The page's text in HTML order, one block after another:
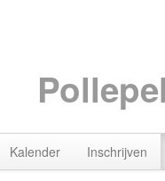
Kalender Inschrijven